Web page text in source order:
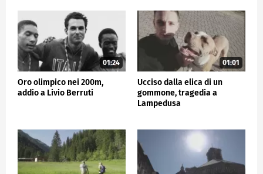
01:24
Oro olimpico nei 200m,
addio a Livio Berruti
01:01
Ucciso dalla elica di un
gommone, tragedia a
Lampedusa